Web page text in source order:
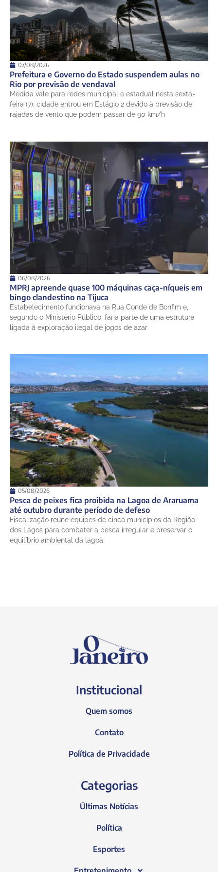
07/08/2026
Prefeitura e Governo do Estado suspendem aulas no
Rio por previsão de vendaval
Medida vale para redes municipal e estadual nesta sexta-
feira (7); cidade entrou em Estágio 2 devido à previsão de
rajadas de vento que podem passar de 90 km/h
06/08/2026
MPRJ apreende quase 100 máquinas caça-níqueis em
bingo clandestino na Tijuca
Estabelecimento funcionava na Rua Conde de Bonfim e,
segundo o Ministério Público, faria parte de uma estrutura
ligada à exploração ilegal de jogos de azar
05/08/2026
Pesca de peixes fica proibida na Lagoa de Araruama
até outubro durante período de defeso
Fiscalização reúne equipes de cinco municípios da Região
dos Lagos para combater a pesca irregular e preservar o
equilíbrio ambiental da lagoa.
Institucional
Quem somos
Contato
Política de Privacidade
Categorias
Últimas Notícias
Política
Esportes